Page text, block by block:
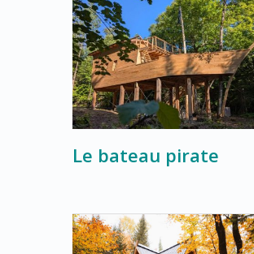
Le bateau pirate